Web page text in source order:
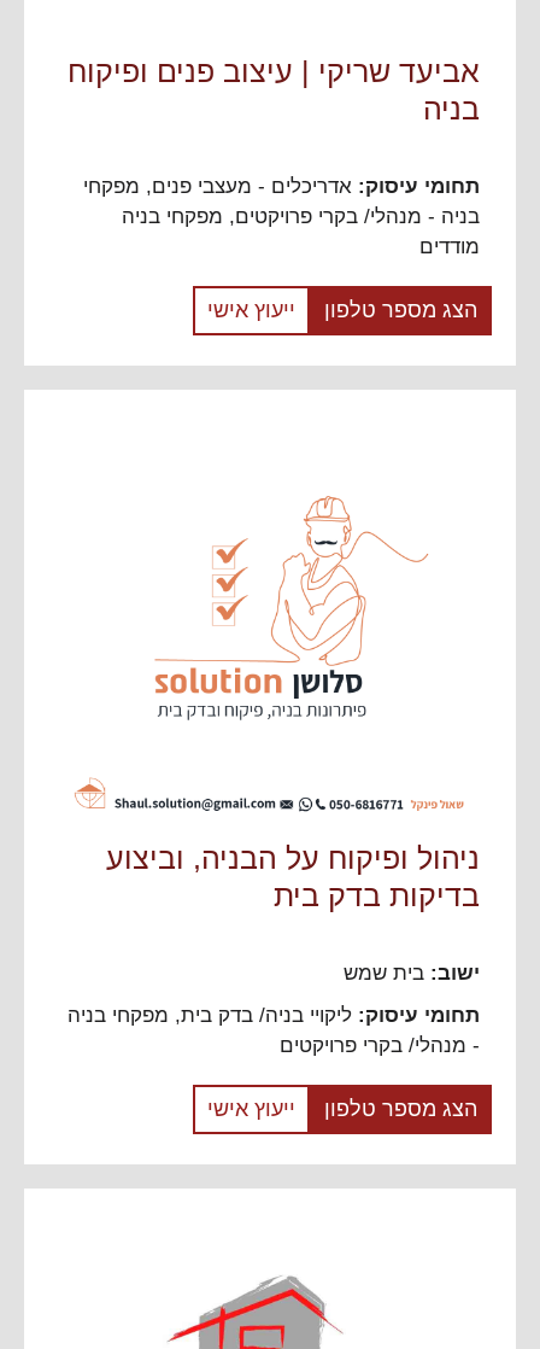
אביעד שריקי | עיצוב פנים ופיקוח
בניה
תחומי עיסוק: אדריכלים - מעצבי פנים, מפקחי
בניה - מנהלי/ בקרי פרויקטים, מפקחי בניה
מודדים
הצג מספר טלפון ייעוץ אישי
ניהול ופיקוח על הבניה, וביצוע
בדיקות בדק בית
ישוב: בית שמש
תחומי עיסוק: ליקויי בניה/ בדק בית, מפקחי בניה
- מנהלי/ בקרי פרויקטים
הצג מספר טלפון ייעוץ אישי